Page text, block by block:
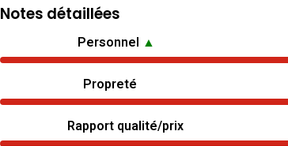
Notes détaillées
Personnel ▲
Propreté
Rapport qualité/prix